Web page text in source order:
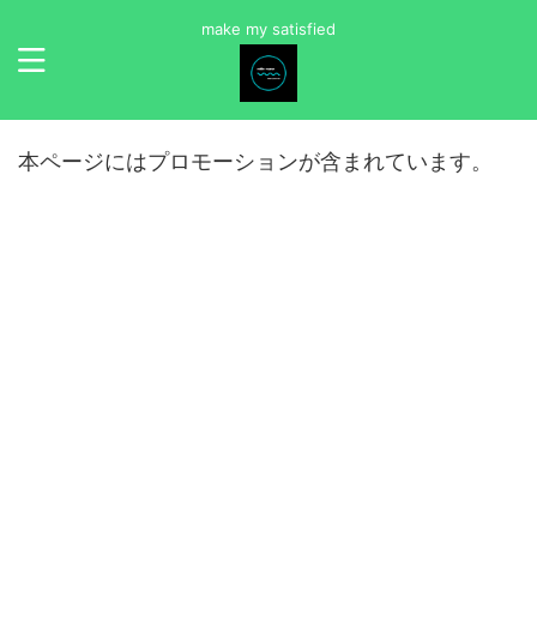
make my satisfied
本ページにはプロモーションが含まれています。